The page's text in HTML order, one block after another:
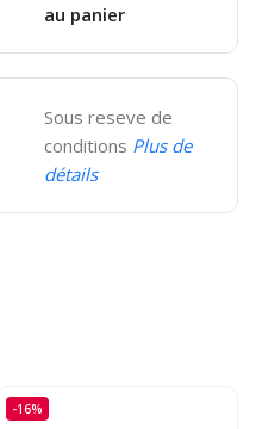
au panier
Sous reseve de
conditions Plus de
détails
-16%